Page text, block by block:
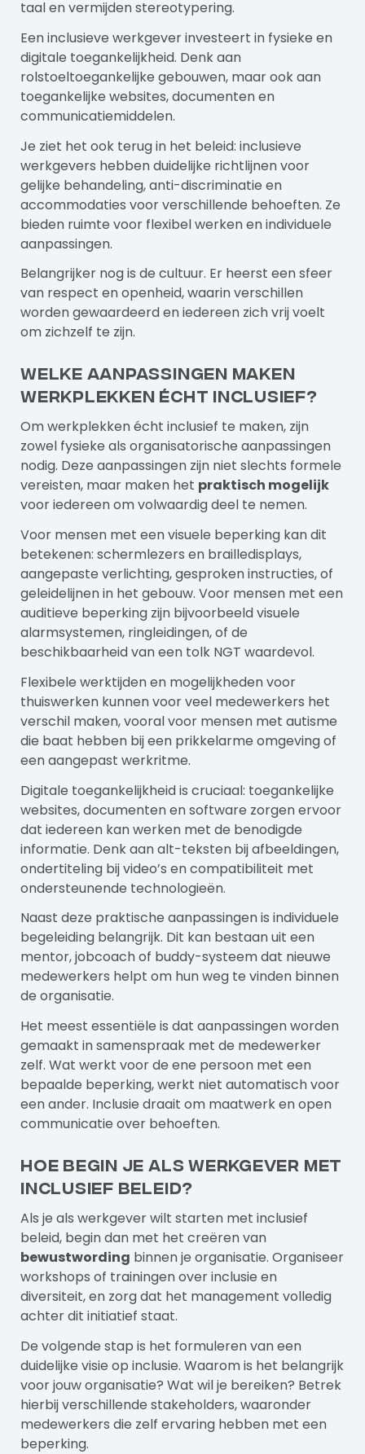
taal en vermijden stereotypering.
Een inclusieve werkgever investeert in fysieke en
digitale toegankelijkheid. Denk aan
rolstoeltoegankelijke gebouwen, maar ook aan
toegankelijke websites, documenten en
communicatiemiddelen.
Je ziet het ook terug in het beleid: inclusieve
werkgevers hebben duidelijke richtlijnen voor
gelijke behandeling, anti-discriminatie en
accommodaties voor verschillende behoeften. Ze
bieden ruimte voor flexibel werken en individuele
aanpassingen.
Belangrijker nog is de cultuur. Er heerst een sfeer
van respect en openheid, waarin verschillen
worden gewaardeerd en iedereen zich vrij voelt
om zichzelf te zijn.
Welke aanpassingen maken
werkplekken écht inclusief?
Om werkplekken écht inclusief te maken, zijn
zowel fysieke als organisatorische aanpassingen
nodig. Deze aanpassingen zijn niet slechts formele
vereisten, maar maken het praktisch mogelijk
voor iedereen om volwaardig deel te nemen.
Voor mensen met een visuele beperking kan dit
betekenen: schermlezers en brailledisplays,
aangepaste verlichting, gesproken instructies, of
geleidelijnen in het gebouw. Voor mensen met een
auditieve beperking zijn bijvoorbeeld visuele
alarmsystemen, ringleidingen, of de
beschikbaarheid van een tolk NGT waardevol.
Flexibele werktijden en mogelijkheden voor
thuiswerken kunnen voor veel medewerkers het
verschil maken, vooral voor mensen met autisme
die baat hebben bij een prikkelarme omgeving of
een aangepast werkritme.
Digitale toegankelijkheid is cruciaal: toegankelijke
websites, documenten en software zorgen ervoor
dat iedereen kan werken met de benodigde
informatie. Denk aan alt-teksten bij afbeeldingen,
ondertiteling bij video’s en compatibiliteit met
ondersteunende technologieën.
Naast deze praktische aanpassingen is individuele
begeleiding belangrijk. Dit kan bestaan uit een
mentor, jobcoach of buddy-systeem dat nieuwe
medewerkers helpt om hun weg te vinden binnen
de organisatie.
Het meest essentiële is dat aanpassingen worden
gemaakt in samenspraak met de medewerker
zelf. Wat werkt voor de ene persoon met een
bepaalde beperking, werkt niet automatisch voor
een ander. Inclusie draait om maatwerk en open
communicatie over behoeften.
Hoe begin je als werkgever met
inclusief beleid?
Als je als werkgever wilt starten met inclusief
beleid, begin dan met het creëren van
bewustwording binnen je organisatie. Organiseer
workshops of trainingen over inclusie en
diversiteit, en zorg dat het management volledig
achter dit initiatief staat.
De volgende stap is het formuleren van een
duidelijke visie op inclusie. Waarom is het belangrijk
voor jouw organisatie? Wat wil je bereiken? Betrek
hierbij verschillende stakeholders, waaronder
medewerkers die zelf ervaring hebben met een
beperking.